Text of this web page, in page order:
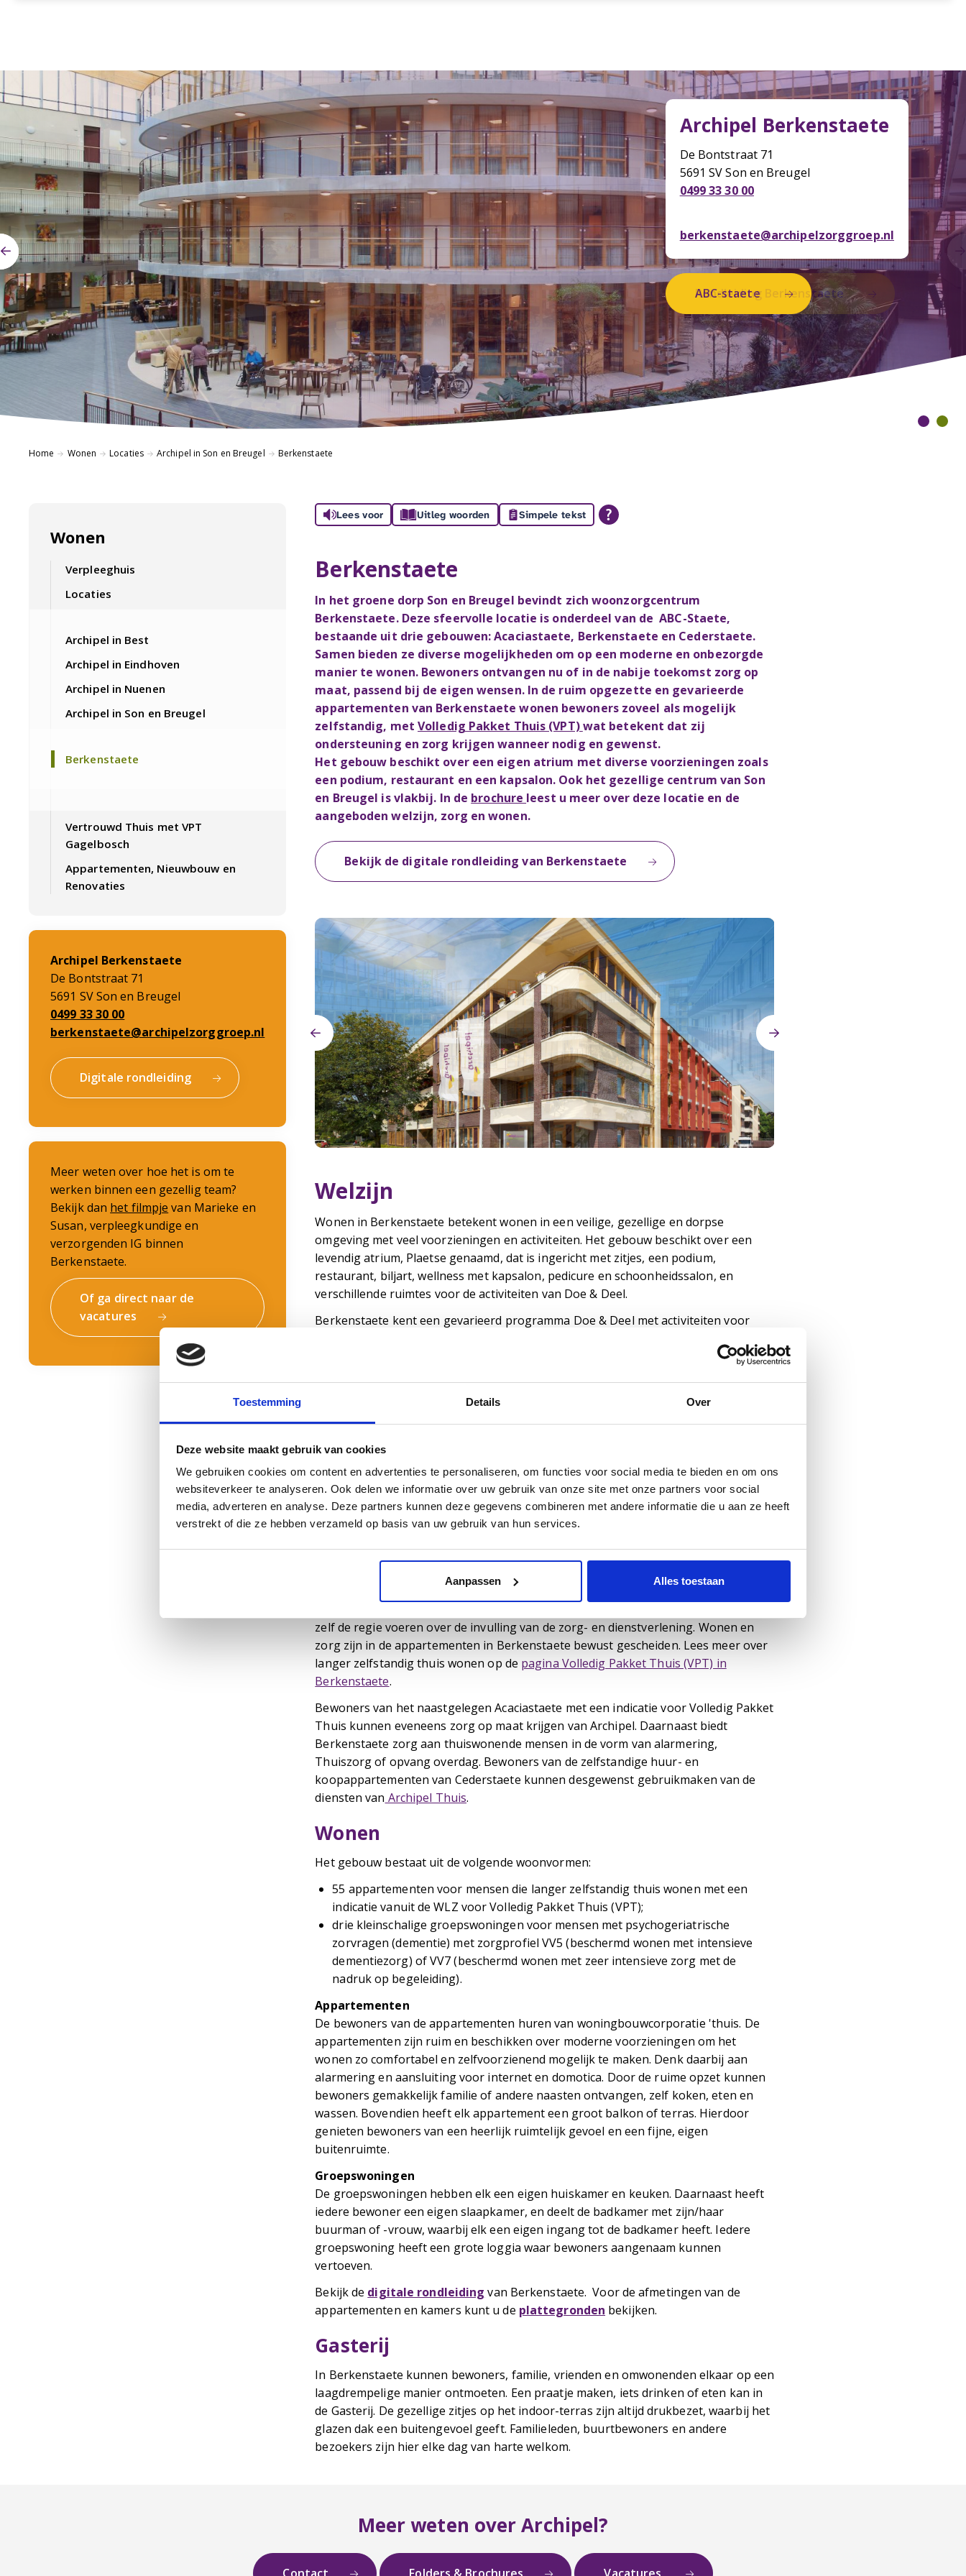
Toestemming Details Over
Deze website maakt gebruik van cookies
We gebruiken cookies om content en advertenties te personaliseren, om functies voor social media te bieden en om ons
websiteverkeer te analyseren. Ook delen we informatie over uw gebruik van onze site met onze partners voor social
media, adverteren en analyse. Deze partners kunnen deze gegevens combineren met andere informatie die u aan ze heeft
verstrekt of die ze hebben verzameld op basis van uw gebruik van hun services.
Aanpassen Alles toestaan
Archipel Berkenstaete
De Bontstraat 71
5691 SV Son en Breugel
0499 33 30 00
berkenstaete@archipelzorggroep.nl
Rondleiding Berkenstaete
Archipel Berkenstaete
De Bontstraat 71
5691 SV Son en Breugel
0499 33 30 00
berkenstaete@archipelzorggroep.nl
ABC-staete
Home Wonen Locaties Archipel in Son en Breugel Berkenstaete
Wonen
Verpleeghuis
Locaties
Archipel in Best
Archipel in Eindhoven
Archipel in Nuenen
Archipel in Son en Breugel
Berkenstaete
Vertrouwd Thuis met VPT
Gagelbosch
Appartementen, Nieuwbouw en
Renovaties
Archipel Berkenstaete
De Bontstraat 71
5691 SV Son en Breugel
0499 33 30 00
berkenstaete@archipelzorggroep.nl
Digitale rondleiding
Meer weten over hoe het is om te
werken binnen een gezellig team?
Bekijk dan het filmpje van Marieke en
Susan, verpleegkundige en
verzorgenden IG binnen
Berkenstaete.
Of ga direct naar de
vacatures
Lees voor Uitleg woorden Simpele tekst
Berkenstaete
In het groene dorp Son en Breugel bevindt zich woonzorgcentrum
Berkenstaete. Deze sfeervolle locatie is onderdeel van de ABC-Staete,
bestaande uit drie gebouwen: Acaciastaete, Berkenstaete en Cederstaete.
Samen bieden ze diverse mogelijkheden om op een moderne en onbezorgde
manier te wonen. Bewoners ontvangen nu of in de nabije toekomst zorg op
maat, passend bij de eigen wensen. In de ruim opgezette en gevarieerde
appartementen van Berkenstaete wonen bewoners zoveel als mogelijk
zelfstandig, metVolledig Pakket Thuis (VPT)wat betekent dat zij
ondersteuning en zorg krijgen wanneer nodig en gewenst.
Het gebouw beschikt over een eigen atrium met diverse voorzieningen zoals
een podium, restaurant en een kapsalon. Ook het gezellige centrum van Son
en Breugel is vlakbij. In de brochure leest u meer over deze locatie en de
aangeboden welzijn, zorg en wonen.
Bekijk de digitale rondleiding van Berkenstaete
Welzijn
Wonen in Berkenstaete betekent wonen in een veilige, gezellige en dorpse
omgeving met veel voorzieningen en activiteiten. Het gebouw beschikt over een
levendig atrium, Plaetse genaamd, dat is ingericht met zitjes, een podium,
restaurant, biljart, wellness met kapsalon, pedicure en schoonheidssalon, en
verschillende ruimtes voor de activiteiten van Doe & Deel.
Berkenstaete kent een gevarieerd programma Doe & Deel met activiteiten voor
wachten op een plaats in het woonzorgcentrum zijn van harte welkom. De
plaats in het gezellige Plaetse. Daarnaast is ook het gezellige centrum van Son en
Breugel op loopafstand gelegen, met onder andere een supermarkt, diverse
winkels en restaurants.
Zorg
Berkenstaete biedt zorg aan mensen met dementie in drie groepswoningen binnen
het gebouw. Hier wordt 24-uurs ondersteuning en zorg geboden.
woningbouwcorporatie 'thuis. Hier wonen mensen langer zelfstandig thuis en
bieden we hen ondersteuning en zorg op maat met een indicatie vanuit de WLZ
zelf de regie voeren over de invulling van de zorg- en dienstverlening. Wonen en
zorg zijn in de appartementen in Berkenstaete bewust gescheiden. Lees meer over
langer zelfstandig thuis wonen op de pagina Volledig Pakket Thuis (VPT) in
Berkenstaete.
Bewoners van het naastgelegen Acaciastaete met een indicatie voor Volledig Pakket
Thuis kunnen eveneens zorg op maat krijgen van Archipel. Daarnaast biedt
Berkenstaete zorg aan thuiswonende mensen in de vorm van alarmering,
Thuiszorg of opvang overdag. Bewoners van de zelfstandige huur- en
koopappartementen van Cederstaete kunnen desgewenst gebruikmaken van de
diensten van Archipel Thuis.
Wonen
Het gebouw bestaat uit de volgende woonvormen:
55 appartementen voor mensen die langer zelfstandig thuis wonen met een
indicatie vanuit de WLZ voor Volledig Pakket Thuis (VPT);
drie kleinschalige groepswoningen voor mensen met psychogeriatrische
zorvragen (dementie) met zorgprofiel VV5 (beschermd wonen met intensieve
dementiezorg) of VV7 (beschermd wonen met zeer intensieve zorg met de
nadruk op begeleiding).
Appartementen
De bewoners van de appartementen huren van woningbouwcorporatie 'thuis. De
appartementen zijn ruim en beschikken over moderne voorzieningen om het
wonen zo comfortabel en zelfvoorzienend mogelijk te maken. Denk daarbij aan
alarmering en aansluiting voor internet en domotica. Door de ruime opzet kunnen
bewoners gemakkelijk familie of andere naasten ontvangen, zelf koken, eten en
wassen. Bovendien heeft elk appartement een groot balkon of terras. Hierdoor
genieten bewoners van een heerlijk ruimtelijk gevoel en een fijne, eigen
buitenruimte.
Groepswoningen
De groepswoningen hebben elk een eigen huiskamer en keuken. Daarnaast heeft
iedere bewoner een eigen slaapkamer, en deelt de badkamer met zijn/haar
buurman of -vrouw, waarbij elk een eigen ingang tot de badkamer heeft. Iedere
groepswoning heeft een grote loggia waar bewoners aangenaam kunnen
vertoeven.
Bekijk de digitale rondleiding van Berkenstaete. Voor de afmetingen van de
appartementen en kamers kunt u de plattegronden bekijken.
Gasterij
In Berkenstaete kunnen bewoners, familie, vrienden en omwonenden elkaar op een
laagdrempelige manier ontmoeten. Een praatje maken, iets drinken of eten kan in
de Gasterij. De gezellige zitjes op het indoor-terras zijn altijd drukbezet, waarbij het
glazen dak een buitengevoel geeft. Familieleden, buurtbewoners en andere
bezoekers zijn hier elke dag van harte welkom.
Meer weten over Archipel?